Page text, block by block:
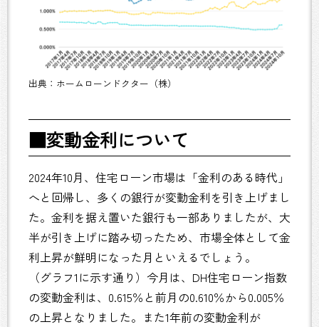
出典：ホームローンドクター（株）
■変動金利について
2024年10月、住宅ローン市場は「金利のある時代」
へと回帰し、多くの銀行が変動金利を引き上げまし
た。金利を据え置いた銀行も一部ありましたが、大
半が引き上げに踏み切ったため、市場全体として金
利上昇が鮮明になった月といえるでしょう。
（グラフ1に示す通り）今月は、DH住宅ローン指数
の変動金利は、0.615％と前月の0.610％から0.005％
の上昇となりました。また1年前の変動金利が